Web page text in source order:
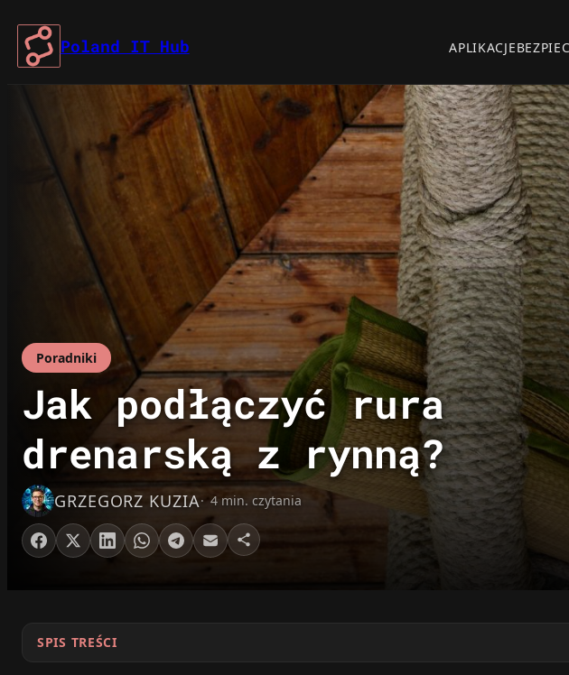
Przejdź
do
treści
Poland IT Hub APLIKACJE
Poradniki
Jak podłączyć rura
drenarską z rynną?
GRZEGORZ KUZIA 4 min. czytania
SPIS TREŚCI